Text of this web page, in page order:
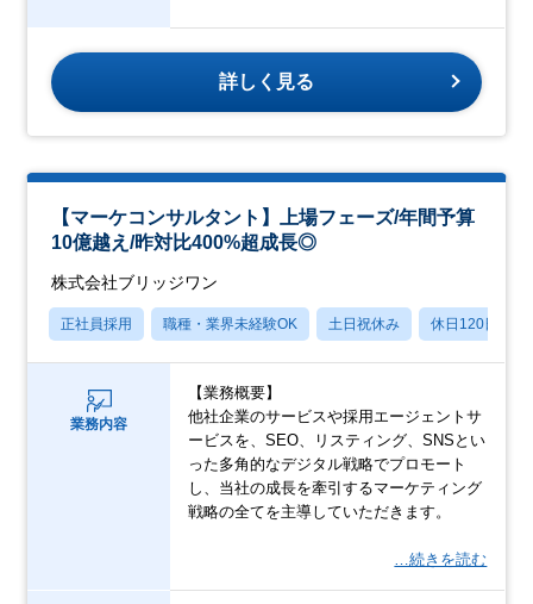
詳しく見る
【マーケコンサルタント】上場フェーズ/年間予算
10億越え/昨対比400%超成長◎
株式会社ブリッジワン
正社員採用 職種・業界未経験OK 土日祝休み 休日120日以上
業務内容
【業務概要】
他社企業のサービスや採用エージェントサ
ービスを、SEO、リスティング、SNSとい
った多角的なデジタル戦略でプロモート
し、当社の成長を牽引するマーケティング
戦略の全てを主導していただきます。
…続きを読む